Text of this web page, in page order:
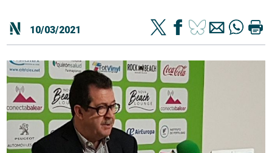
10/03/2021